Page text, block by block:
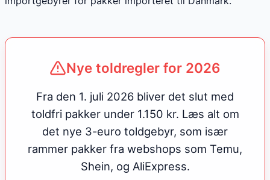
Nye toldregler for 2026
Fra den 1. juli 2026 bliver det slut med
toldfri pakker under 1.150 kr. Læs alt om
det nye 3-euro toldgebyr, som især
rammer pakker fra webshops som Temu,
Shein, og AliExpress.